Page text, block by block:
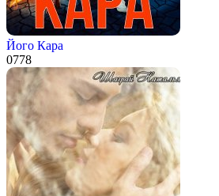
Його Кара
0778